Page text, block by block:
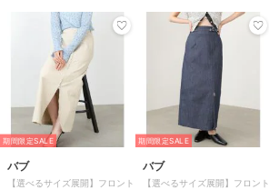
期間限定SALE
バブ
【選べるサイズ展開】フロント
期間限定SALE
バブ
【選べるサイズ展開】フロント